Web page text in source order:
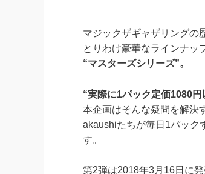
マジックザギャザリングの
とりわけ豪華なラインナッ
“マスターズシリーズ”。
“実際に1パック定価1080
本企画はそんな疑問を解決
akaushiたちが毎日1パック
す。
第2弾は2018年3月16日に